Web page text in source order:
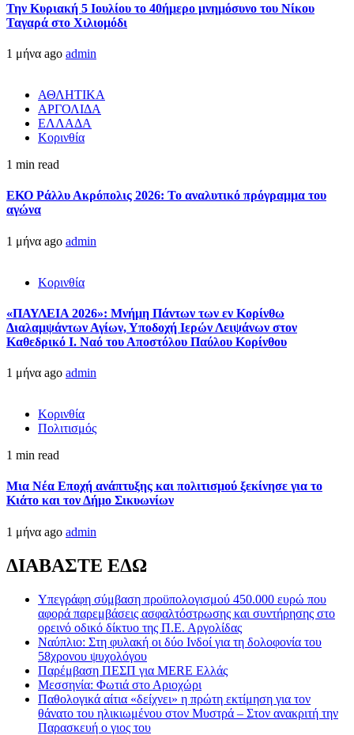
Την Κυριακή 5 Ιουλίου το 40ήμερο μνημόσυνο του Νίκου
Ταγαρά στο Χιλιομόδι
1 μήνα ago admin
ΑΘΛΗΤΙΚΑ
ΑΡΓΟΛΙΔΑ
ΕΛΛΑΔΑ
Κορινθία
1 min read
ΕΚΟ Ράλλυ Ακρόπολις 2026: Το αναλυτικό πρόγραμμα του
αγώνα
1 μήνα ago admin
Κορινθία
«ΠΑΥΛΕΙΑ 2026»: Μνήμη Πάντων των εν Κορίνθω
Διαλαμψάντων Αγίων, Υποδοχή Ιερών Λειψάνων στον
Καθεδρικό Ι. Ναό του Αποστόλου Παύλου Κορίνθου
1 μήνα ago admin
Κορινθία
Πολιτισμός
1 min read
Μια Νέα Εποχή ανάπτυξης και πολιτισμού ξεκίνησε για το
Κιάτο και τον Δήμο Σικυωνίων
1 μήνα ago admin
ΔΙΑΒΑΣΤΕ ΕΔΩ
Υπεγράφη σύμβαση προϋπολογισμού 450.000 ευρώ που
αφορά παρεμβάσεις ασφαλτόστρωσης και συντήρησης στο
ορεινό οδικό δίκτυο της Π.Ε. Αργολίδας
Ναύπλιο: Στη φυλακή οι δύο Ινδοί για τη δολοφονία του
58χρονου ψυχολόγου
Παρέμβαση ΠΕΣΠ για MERE Ελλάς
Μεσσηνία: Φωτιά στο Αριοχώρι
Παθολογικά αίτια «δείχνει» η πρώτη εκτίμηση για τον
θάνατο του ηλικιωμένου στον Μυστρά – Στον ανακριτή την
Παρασκευή ο γιος του